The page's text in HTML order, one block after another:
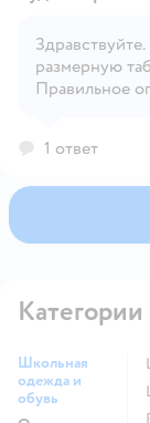
размерную
Правильное
1 ответ
Категории
Школьная
одежда и
обувь